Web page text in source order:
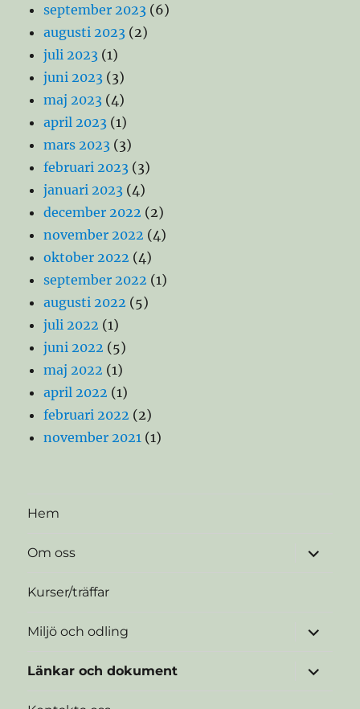
september 2023 (6)
augusti 2023 (2)
juli 2023 (1)
juni 2023 (3)
maj 2023 (4)
april 2023 (1)
mars 2023 (3)
februari 2023 (3)
januari 2023 (4)
december 2022 (2)
november 2022 (4)
oktober 2022 (4)
september 2022 (1)
augusti 2022 (5)
juli 2022 (1)
juni 2022 (5)
maj 2022 (1)
april 2022 (1)
februari 2022 (2)
november 2021 (1)
Hem
Om oss
Kurser/träffar
Miljö och odling
Länkar och dokument